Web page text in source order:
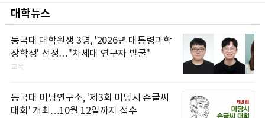
대학뉴스
동국대 대학원생 3명, '2026년 대통령과학
장학생' 선정…"차세대 연구자 발굴"
교육
동국대 미당연구소, '제3회 미당시 손글씨
대회' 개최…10월 12일까지 접수